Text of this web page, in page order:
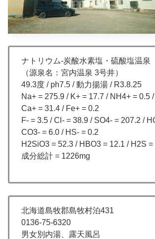
ナトリウム-炭酸水素塩・硫酸塩温泉
（源泉名：宮内温泉 3号井）
49.3度 / ph7.5 / 動力揚湯 / R3.8.25
Na+ = 275.9 / K+ = 17.7 / NH4+ = 0.5
Ca+ = 31.4 / Fe+ = 0.2
F- = 3.5 / Cl- = 38.9 / SO4- = 207.2 /
CO3- = 6.0 / HS- = 0.2
H2SiO3 = 52.3 / HBO3 = 12.1 / H2S =
成分総計 = 1226mg
北海道島牧郡島牧村泊431
0136-75-6320
男女別内湯、露天風呂